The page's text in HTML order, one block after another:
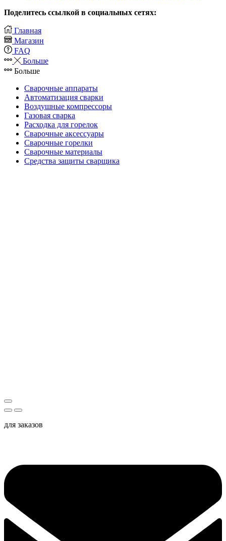
Поделитесь ссылкой в социальных сетях:
Главная
Магазин
FAQ
Больше
Больше
Сварочные аппараты
Автоматизация сварки
Воздушные компрессоры
Газовая сварка
Расходка для горелок
Сварочные аксессуары
Сварочные горелки
Сварочные материалы
Средства защиты сварщика
для заказов